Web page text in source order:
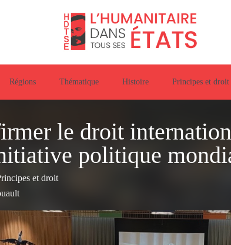
Régions Thématique Histoire Principes et droit
le droit
politique
et droit